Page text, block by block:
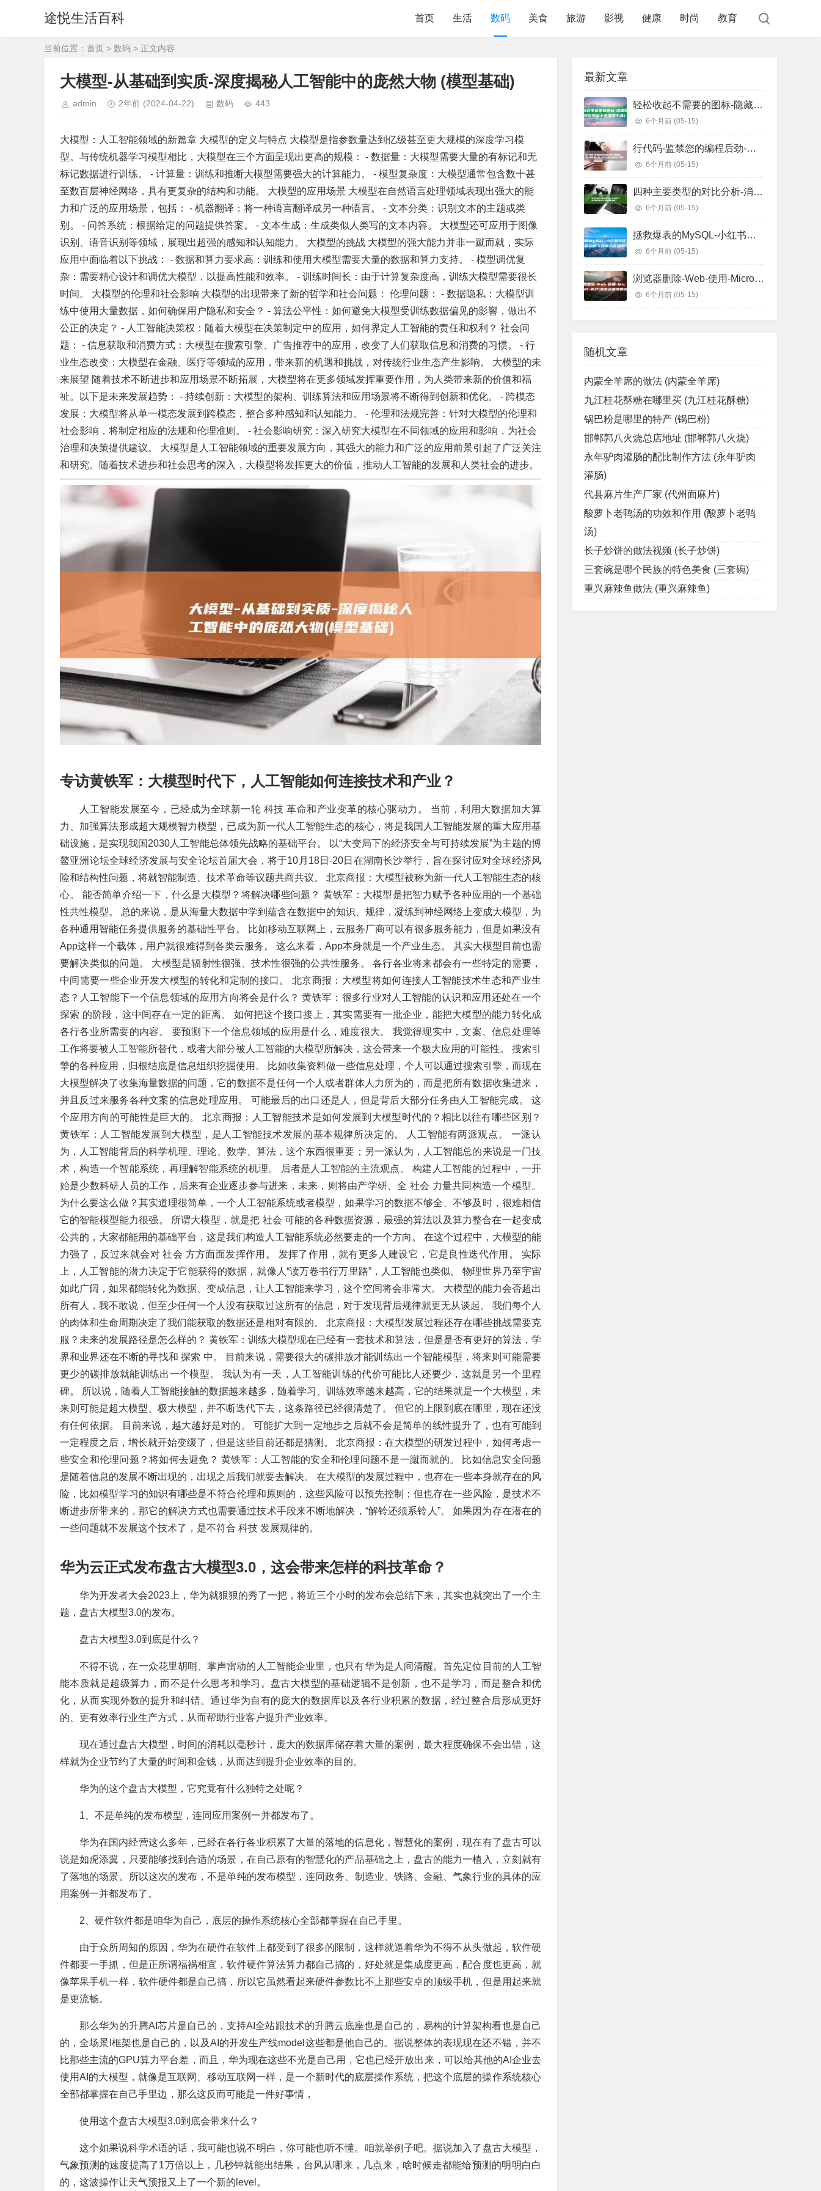
途悦生活百科 首页 生活 数码 美食 旅游 影视 健康 时尚 教育
当前位置： 首页 > 数码 > 正文内容
大模型-从基础到实质-深度揭秘人工智能中的庞然大物 (模型基础)
admin 2年前 (2024-04-22) 数码 443
大模型：人工智能领域的新篇章 大模型的定义与特点 大模型是指参数量达到亿级甚至更大规模的深度学习模
型。与传统机器学习模型相比，大模型在三个方面呈现出更高的规模： - 数据量：大模型需要大量的有标记和无
标记数据进行训练。 - 计算量：训练和推断大模型需要强大的计算能力。 - 模型复杂度：大模型通常包含数十甚
至数百层神经网络，具有更复杂的结构和功能。 大模型的应用场景 大模型在自然语言处理领域表现出强大的能
力和广泛的应用场景，包括： - 机器翻译：将一种语言翻译成另一种语言。 - 文本分类：识别文本的主题或类
别。 - 问答系统：根据给定的问题提供答案。 - 文本生成：生成类似人类写的文本内容。 大模型还可应用于图像
识别、语音识别等领域，展现出超强的感知和认知能力。 大模型的挑战 大模型的强大能力并非一蹴而就，实际
应用中面临着以下挑战： - 数据和算力要求高：训练和使用大模型需要大量的数据和算力支持。 - 模型调优复
杂：需要精心设计和调优大模型，以提高性能和效率。 - 训练时间长：由于计算复杂度高，训练大模型需要很长
时间。 大模型的伦理和社会影响 大模型的出现带来了新的哲学和社会问题： 伦理问题： - 数据隐私：大模型训
练中使用大量数据，如何确保用户隐私和安全？ - 算法公平性：如何避免大模型受训练数据偏见的影響，做出不
公正的决定？ - 人工智能决策权：随着大模型在决策制定中的应用，如何界定人工智能的责任和权利？ 社会问
题： - 信息获取和消费方式：大模型在搜索引擎、广告推荐中的应用，改变了人们获取信息和消费的习惯。 - 行
业生态改变：大模型在金融、医疗等领域的应用，带来新的机遇和挑战，对传统行业生态产生影响。 大模型的未
来展望 随着技术不断进步和应用场景不断拓展，大模型将在更多领域发挥重要作用，为人类带来新的价值和福
祉。以下是未来发展趋势： - 持续创新：大模型的架构、训练算法和应用场景将不断得到创新和优化。 - 跨模态
发展：大模型将从单一模态发展到跨模态，整合多种感知和认知能力。 - 伦理和法规完善：针对大模型的伦理和
社会影响，将制定相应的法规和伦理准则。 - 社会影响研究：深入研究大模型在不同领域的应用和影响，为社会
治理和决策提供建议。 大模型是人工智能领域的重要发展方向，其强大的能力和广泛的应用前景引起了广泛关注
和研究。随着技术进步和社会思考的深入，大模型将发挥更大的价值，推动人工智能的发展和人类社会的进步。
专访黄铁军：大模型时代下，人工智能如何连接技术和产业？
人工智能发展至今，已经成为全球新一轮 科技 革命和产业变革的核心驱动力。 当前，利用大数据加大算
力、加强算法形成超大规模智力模型，已成为新一代人工智能生态的核心，将是我国人工智能发展的重大应用基
础设施，是实现我国2030人工智能总体领先战略的基础平台。 以“大变局下的经济安全与可持续发展”为主题的博
鳌亚洲论坛全球经济发展与安全论坛首届大会，将于10月18日-20日在湖南长沙举行，旨在探讨应对全球经济风
险和结构性问题，将就智能制造、技术革命等议题共商共议。 北京商报：大模型被称为新一代人工智能生态的核
心。 能否简单介绍一下，什么是大模型？将解决哪些问题？ 黄铁军：大模型是把智力赋予各种应用的一个基础
性共性模型。 总的来说，是从海量大数据中学到蕴含在数据中的知识、规律，凝练到神经网络上变成大模型，为
各种通用智能任务提供服务的基础性平台。 比如移动互联网上，云服务厂商可以有很多服务能力，但是如果没有
App这样一个载体，用户就很难得到各类云服务。 这么来看，App本身就是一个产业生态。 其实大模型目前也需
要解决类似的问题。 大模型是辐射性很强、技术性很强的公共性服务。 各行各业将来都会有一些特定的需要，
中间需要一些企业开发大模型的转化和定制的接口。 北京商报：大模型将如何连接人工智能技术生态和产业生
态？人工智能下一个信息领域的应用方向将会是什么？ 黄铁军：很多行业对人工智能的认识和应用还处在一个
探索 的阶段，这中间存在一定的距离。 如何把这个接口接上，其实需要有一批企业，能把大模型的能力转化成
各行各业所需要的内容。 要预测下一个信息领域的应用是什么，难度很大。 我觉得现实中，文案、信息处理等
工作将要被人工智能所替代，或者大部分被人工智能的大模型所解决，这会带来一个极大应用的可能性。 搜索引
擎的各种应用，归根结底是信息组织挖掘使用。 比如收集资料做一些信息处理，个人可以通过搜索引擎，而现在
大模型解决了收集海量数据的问题，它的数据不是任何一个人或者群体人力所为的，而是把所有数据收集进来，
并且反过来服务各种文案的信息处理应用。 可能最后的出口还是人，但是背后大部分任务由人工智能完成。 这
个应用方向的可能性是巨大的。 北京商报：人工智能技术是如何发展到大模型时代的？相比以往有哪些区别？
黄铁军：人工智能发展到大模型，是人工智能技术发展的基本规律所决定的。 人工智能有两派观点。 一派认
为，人工智能背后的科学机理、理论、数学、算法，这个东西很重要；另一派认为，人工智能总的来说是一门技
术，构造一个智能系统，再理解智能系统的机理。 后者是人工智能的主流观点。 构建人工智能的过程中，一开
始是少数科研人员的工作，后来有企业逐步参与进来，未来，则将由产学研、全 社会 力量共同构造一个模型。
为什么要这么做？其实道理很简单，一个人工智能系统或者模型，如果学习的数据不够全、不够及时，很难相信
它的智能模型能力很强。 所谓大模型，就是把 社会 可能的各种数据资源，最强的算法以及算力整合在一起变成
公共的，大家都能用的基础平台，这是我们构造人工智能系统必然要走的一个方向。 在这个过程中，大模型的能
力强了，反过来就会对 社会 方方面面发挥作用。 发挥了作用，就有更多人建设它，它是良性迭代作用。 实际
上，人工智能的潜力决定于它能获得的数据，就像人“读万卷书行万里路”，人工智能也类似。 物理世界乃至宇宙
如此广阔，如果都能转化为数据、变成信息，让人工智能来学习，这个空间将会非常大。 大模型的能力会否超出
所有人，我不敢说，但至少任何一个人没有获取过这所有的信息，对于发现背后规律就更无从谈起。 我们每个人
的肉体和生命周期决定了我们能获取的数据还是相对有限的。 北京商报：大模型发展过程还存在哪些挑战需要克
服？未来的发展路径是怎么样的？ 黄铁军：训练大模型现在已经有一套技术和算法，但是是否有更好的算法，学
界和业界还在不断的寻找和 探索 中。 目前来说，需要很大的碳排放才能训练出一个智能模型，将来则可能需要
更少的碳排放就能训练出一个模型。 我认为有一天，人工智能训练的代价可能比人还要少，这就是另一个里程
碑。 所以说，随着人工智能接触的数据越来越多，随着学习、训练效率越来越高，它的结果就是一个大模型，未
来则可能是超大模型、极大模型，并不断迭代下去，这条路径已经很清楚了。 但它的上限到底在哪里，现在还没
有任何依据。 目前来说，越大越好是对的。 可能扩大到一定地步之后就不会是简单的线性提升了，也有可能到
一定程度之后，增长就开始变缓了，但是这些目前还都是猜测。 北京商报：在大模型的研发过程中，如何考虑一
些安全和伦理问题？将如何去避免？ 黄铁军：人工智能的安全和伦理问题不是一蹴而就的。 比如信息安全问题
是随着信息的发展不断出现的，出现之后我们就要去解决。 在大模型的发展过程中，也存在一些本身就存在的风
险，比如模型学习的知识有哪些是不符合伦理和原则的，这些风险可以预先控制；但也存在一些风险，是技术不
断进步所带来的，那它的解决方式也需要通过技术手段来不断地解决，“解铃还须系铃人”。 如果因为存在潜在的
一些问题就不发展这个技术了，是不符合 科技 发展规律的。
华为云正式发布盘古大模型3.0，这会带来怎样的科技革命？
华为开发者大会2023上，华为就狠狠的秀了一把，将近三个小时的发布会总结下来，其实也就突出了一个主
题，盘古大模型3.0的发布。
盘古大模型3.0到底是什么？
不得不说，在一众花里胡哨、掌声雷动的人工智能企业里，也只有华为是人间清醒。首先定位目前的人工智
能本质就是超级算力，而不是什么思考和学习。盘古大模型的基础逻辑不是创新，也不是学习，而是整合和优
化，从而实现外数的提升和纠错。通过华为自有的庞大的数据库以及各行业积累的数据，经过整合后形成更好
的、更有效率行业生产方式，从而帮助行业客户提升产业效率。
现在通过盘古大模型，时间的消耗以毫秒计，庞大的数据库储存着大量的案例，最大程度确保不会出错，这
样就为企业节约了大量的时间和金钱，从而达到提升企业效率的目的。
华为的这个盘古大模型，它究竟有什么独特之处呢？
1、不是单纯的发布模型，连同应用案例一并都发布了。
华为在国内经营这么多年，已经在各行各业积累了大量的落地的信息化，智慧化的案例，现在有了盘古可以
说是如虎添翼，只要能够找到合适的场景，在自己原有的智慧化的产品基础之上，盘古的能力一植入，立刻就有
了落地的场景。所以这次的发布，不是单纯的发布模型，连同政务、制造业、铁路、金融、气象行业的具体的应
用案例一并都发布了。
2、硬件软件都是咱华为自己，底层的操作系统核心全部都掌握在自己手里。
由于众所周知的原因，华为在硬件在软件上都受到了很多的限制，这样就逼着华为不得不从头做起，软件硬
件都要一手抓，但是正所谓福祸相宜，软件硬件算法算力都自己搞的，好处就是集成度更高，配合度也更高，就
像苹果手机一样，软件硬件都是自己搞，所以它虽然看起来硬件参数比不上那些安卓的顶级手机，但是用起来就
是更流畅。
那么华为的升腾AI芯片是自己的，支持AI全站跟技术的升腾云底座也是自己的，易构的计算架构看也是自己
的，全场景I框架也是自己的，以及AI的开发生产线model这些都是他自己的。据说整体的表现现在还不错，并不
比那些主流的GPU算力平台差，而且，华为现在这些不光是自己用，它也已经开放出来，可以给其他的AI企业去
使用AI的大模型，就像是互联网、移动互联网一样，是一个新时代的底层操作系统，把这个底层的操作系统核心
全部都掌握在自己手里边，那么这反而可能是一件好事情，
使用这个盘古大模型3.0到底会带来什么？
这个如果说科学术语的话，我可能也说不明白，你可能也听不懂。咱就举例子吧。据说加入了盘古大模型，
气象预测的速度提高了1万倍以上，几秒钟就能出结果，台风从哪来，几点来，啥时候走都能给预测的明明白白
的，这波操作让天气预报又上了一个新的level。
最新文章
轻松收起不需要的图标-隐藏任务栏图标 (轻松收起不需要的东西)
6个月前 (05-15)
行代码-监禁您的编程后劲-把握这些正则表白式-少写1000 (监狱代码几位数)
6个月前 (05-15)
四种主要类型的对比分析-消息队列选型指南 (四种主要类型信用证)
6个月前 (05-15)
拯救爆表的MySQL-小红书万亿级存储系统自研与迁移之路 (拯救爆戾男主)
6个月前 (05-15)
浏览器删除-Web-使用-Microsoft-账户 (浏览器删除的视频怎么找回)
6个月前 (05-15)
随机文章
内蒙全羊席的做法 (内蒙全羊席)
九江桂花酥糖在哪里买 (九江桂花酥糖)
锅巴粉是哪里的特产 (锅巴粉)
邯郸郭八火烧总店地址 (邯郸郭八火烧)
永年驴肉灌肠的配比制作方法 (永年驴肉
灌肠)
代县麻片生产厂家 (代州面麻片)
酸萝卜老鸭汤的功效和作用 (酸萝卜老鸭
汤)
长子炒饼的做法视频 (长子炒饼)
三套碗是哪个民族的特色美食 (三套碗)
重兴麻辣鱼做法 (重兴麻辣鱼)